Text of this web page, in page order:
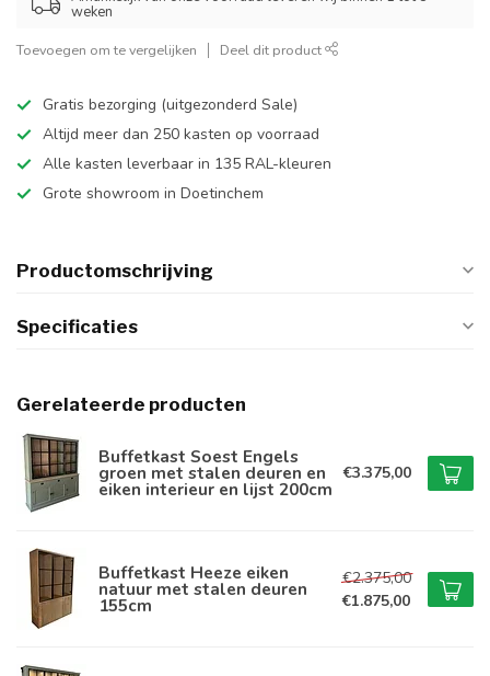
weken
Toevoegen om te vergelijken Deel dit product
Gratis bezorging (uitgezonderd Sale)
Altijd meer dan 250 kasten op voorraad
Alle kasten leverbaar in 135 RAL-kleuren
Grote showroom in Doetinchem
Productomschrijving
Specificaties
Gerelateerde producten
Buffetkast Soest Engels
groen met stalen deuren en
eiken interieur en lijst 200cm
€3.375,00
Buffetkast Heeze eiken
natuur met stalen deuren
155cm
€2.375,00
€1.875,00